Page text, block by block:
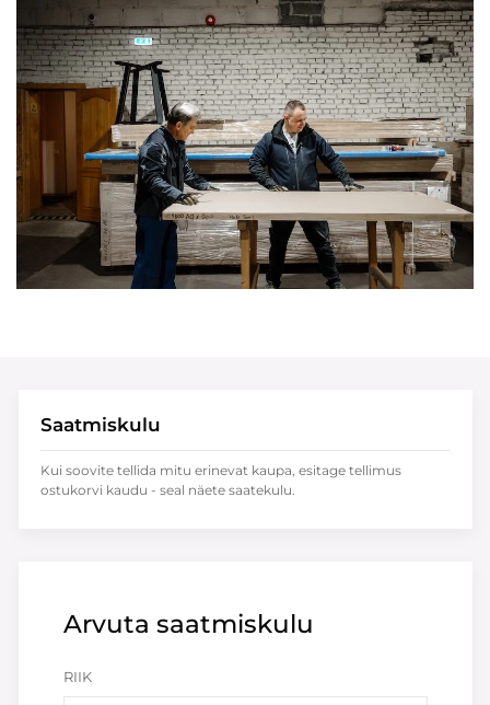
Arvuta saatmiskulu
RIIK
Saatmiskulu
Kui soovite tellida mitu erinevat kaupa, esitage tellimus
ostukorvi kaudu - seal näete saatekulu.